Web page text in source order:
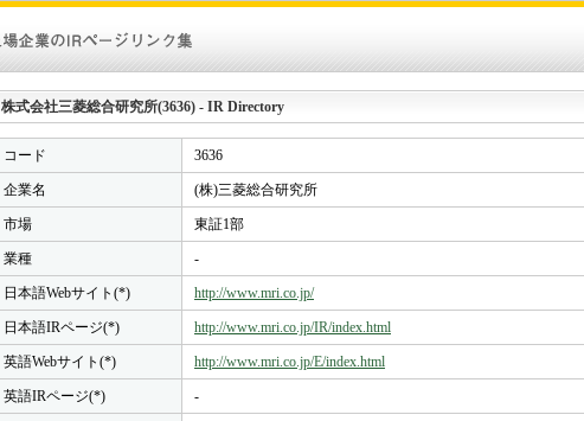
株式会社三菱総合研究所(3636) - IR Directory
コード 3636
企業名 (株)三菱総合研究所
市場 東証1部
業種 -
日本語Webサイト(*) http://www.mri.co.jp/
日本語IRページ(*) http://www.mri.co.jp/IR/index.html
英語Webサイト(*) http://www.mri.co.jp/E/index.html
英語IRページ(*) -